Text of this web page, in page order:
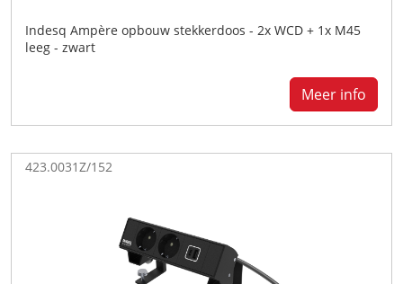
Indesq Ampère opbouw stekkerdoos - 2x WCD + 1x M45
leeg - zwart
Meer info
423.0031Z/152